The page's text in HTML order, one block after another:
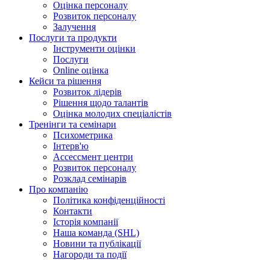
Оцінка персоналу
Розвиток персоналу
Залучення
Послуги та продукти
Інструменти оцінки
Послуги
Online оцінка
Кейси та рішення
Розвиток лідерів
Рішення щодо талантів
Оцінка молодих спеціалістів
Тренінги та семінари
Психометрика
Iнтерв'ю
Ассессмент центри
Розвиток персоналу
Розклад семінарів
Про компанію
Політика конфіденційності
Контакти
Історія компанії
Наша команда (SHL)
Новини та публікації
Нагороди та події